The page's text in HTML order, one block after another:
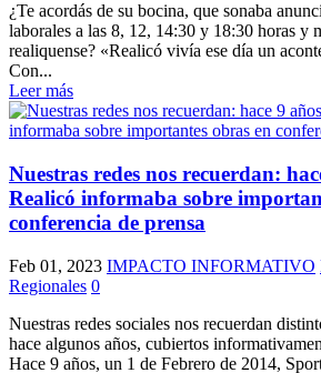
¿Te acordás de su bocina, que sonaba
laborales a las 8, 12, 14:30 y 18:30 horas y
realiquense? «Realicó vivía ese día un
Con...
Leer más
Nuestras redes nos recuerdan:
Realicó informaba sobre
conferencia de prensa
Feb 01, 2023 IMPACTO INFORMATIVO
Regionales 0
Nuestras redes sociales nos recuerdan
hace algunos años, cubiertos
Hace 9 años, un 1 de Febrero de 2014,